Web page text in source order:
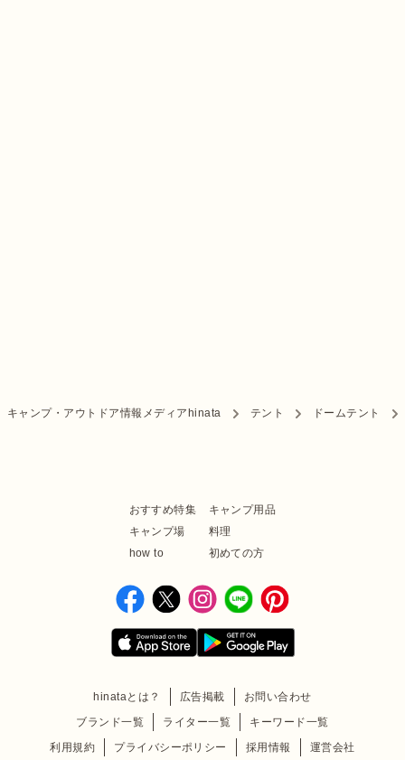
キャンプ・アウトドア情報メディアhinata テント ドームテント
おすすめ特集
キャンプ用品
キャンプ場
料理
how to
初めての方
hinataとは？ 広告掲載
お問い合わせ
ブランド一覧
ライター一覧
キーワード一覧
利用規約
プライバシーポリシー 採用情報 運営会社